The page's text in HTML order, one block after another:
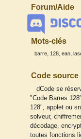
Forum/Aide
Mots-clés
barre, 128, ean,
Code source
dCode se
"Code Barres
128", applet ou
solveur,
décodage,
toutes fonctions